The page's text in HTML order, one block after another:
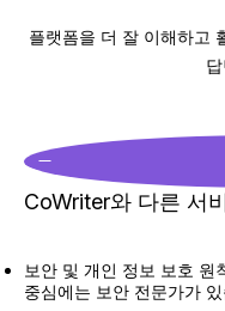
플랫폼을 더 잘 이해하고
CoWriter와 다른 서
보안 및 개인 정보 보호 원
중심에는 보안 전문가가